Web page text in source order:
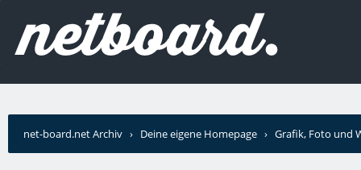
net-board.net Archiv › Deine eigene Homepage › Grafik, Foto und